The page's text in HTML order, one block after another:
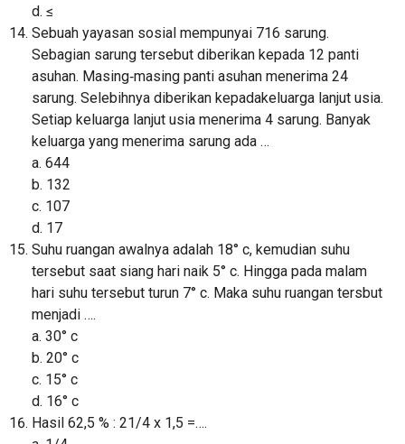
d. ≤
Sebuah yayasan sosial mempunyai 716 sarung.
Sebagian sarung tersebut diberikan kepada 12 panti
asuhan. Masing‐masing panti asuhan menerima 24
sarung. Selebihnya diberikan kepadakeluarga lanjut usia.
Setiap keluarga lanjut usia menerima 4 sarung. Banyak
keluarga yang menerima sarung ada …
a. 644
b. 132
c. 107
d. 17
Suhu ruangan awalnya adalah 18° c, kemudian suhu
tersebut saat siang hari naik 5° c. Hingga pada malam
hari suhu tersebut turun 7° c. Maka suhu ruangan tersbut
menjadi ….
a. 30° c
b. 20° c
c. 15° c
d. 16° c
Hasil 62,5 % : 21/4 x 1,5 =….